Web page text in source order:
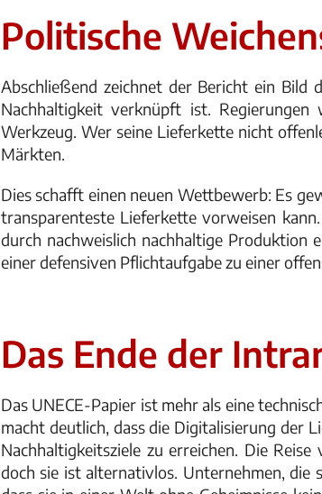
Politische
Abschließend zeichnet der Bericht ein
Nachhaltigkeit verknüpft ist.
Werkzeug. Wer seine Lieferkette nicht
Märkten.
Dies schafft einen neuen Wettbewerb: Es
transparenteste Lieferkette vorweisen
durch nachweislich nachhaltige
einer defensiven Pflichtaufgabe zu einer
Das Ende der
Das UNECE-Papier ist mehr als eine
macht deutlich, dass die Digitalisierung der
Nachhaltigkeitsziele zu erreichen. Die
doch sie ist alternativlos. Unternehmen, die